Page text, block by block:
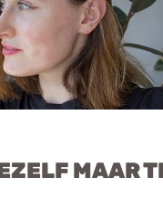
MAAR